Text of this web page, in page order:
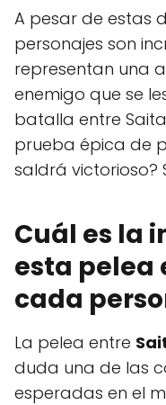
A pesar de estas
personajes son
representan una
enemigo que se
batalla entre
prueba épica de
saldrá victorioso?
Cuál es la
esta pelea
cada
La pelea entre
duda una de las
esperadas en el